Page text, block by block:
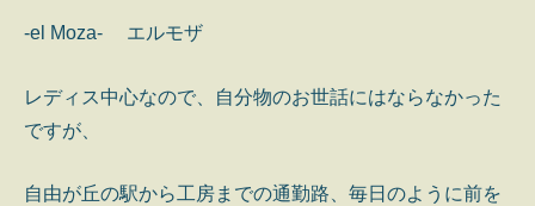
-el Moza- エルモザ
レディス中心なので、自分物のお世話にはならなかった
ですが、
自由が丘の駅から工房までの通勤路、毎日のように前を